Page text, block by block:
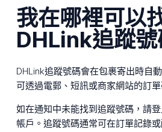
我在哪裡可以
DHLink追蹤號
DHLink追蹤號碼會在包裹寄出時自
可透過電郵、短訊或商家網站的訂
如在通知中未能找到追蹤號碼，請
帳戶。追蹤號碼通常可在訂單記錄